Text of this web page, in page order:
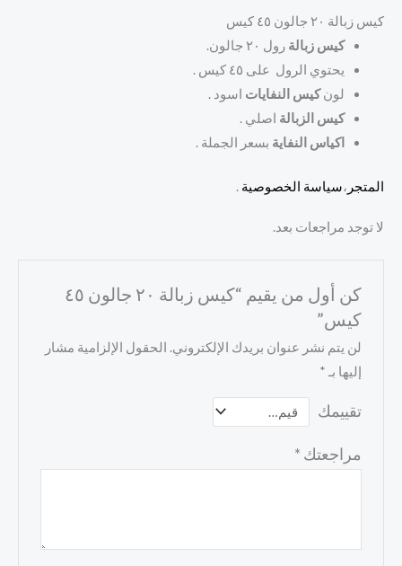
كيس زبالة ٢٠ جالون ٤٥ كيس
كيس زبالة رول ٢٠ جالون.
يحتوي الرول على ٤٥ كيس .
لونكيس النفايات اسود .
كيس الزبالة اصلي .
اكياس النفاية بسعر الجملة .
المتجر ،سياسة الخصوصية .
لا توجد مراجعات بعد.
كن أول من يقيم “كيس زبالة ٢٠ جالون ٤٥
كيس”
لن يتم نشر عنوان بريدك الإلكتروني. الحقول الإلزامية مشار
إليها بـ *
تقييمك
مراجعتك *